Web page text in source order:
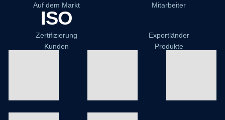
Auf dem Markt Mitarbeiter
ISO
Zertifizierung
Exportländer
Kunden
Produkte